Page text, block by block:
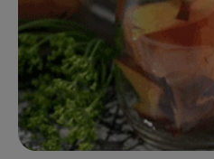
Obst & Gemüse
Frisches
Naturkost
Getränke